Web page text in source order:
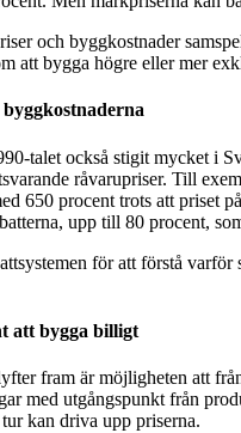
och byggkostnader
att bygga högre eller mer
talet också stigit mycket i
råvarupriser. Till
650 procent trots att priset
upp till 80 procent,
för att förstå
att bygga billigt
fram är möjligheten att
med utgångspunkt från
kan driva upp priserna.